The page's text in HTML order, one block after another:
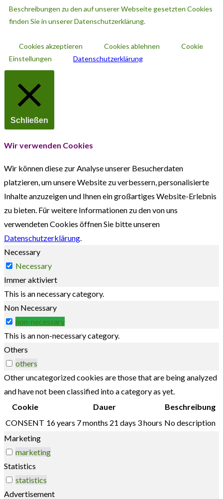
Beschreibungen zu den auf unserer Webseite gesetzten Cookies
finden Sie in unserer Datenschutzerklärung.
Cookies akzeptieren Cookies ablehnen
Cookie
Einstellungen
Datenschutzerklärung
Schließen
Wir verwenden Cookies
Wir können diese zur Analyse unserer Besucherdaten
platzieren, um unsere Website zu verbessern, personalisierte
Inhalte anzuzeigen und Ihnen ein großartiges Website-Erlebnis
zu bieten. Für weitere Informationen zu den von uns
verwendeten Cookies öffnen Sie bitte unseren
Datenschutzerklärung
Necessary
Necessary
Immer aktiviert
This is an necessary category.
Non Necessary
non-necessary
This is an non-necessary category.
Others
others
Other uncategorized cookies are those that are being analyzed
and have not been classified into a category as yet.
Cookie
Dauer
Beschreibung
CONSENT 16 years 7 months 21 days 3 hours No description
Marketing
marketing
Statistics
statistics
Advertisement